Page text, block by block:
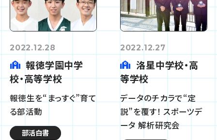
2022.12.28
報徳学園中学
校・高等学校
報徳生を“まっすぐ”育て
る部活動
部活白書
2022.12.27
洛星中学校・高
等学校
データのチカラで“定
説”を覆す！ スポーツデ
ータ 解析研究会